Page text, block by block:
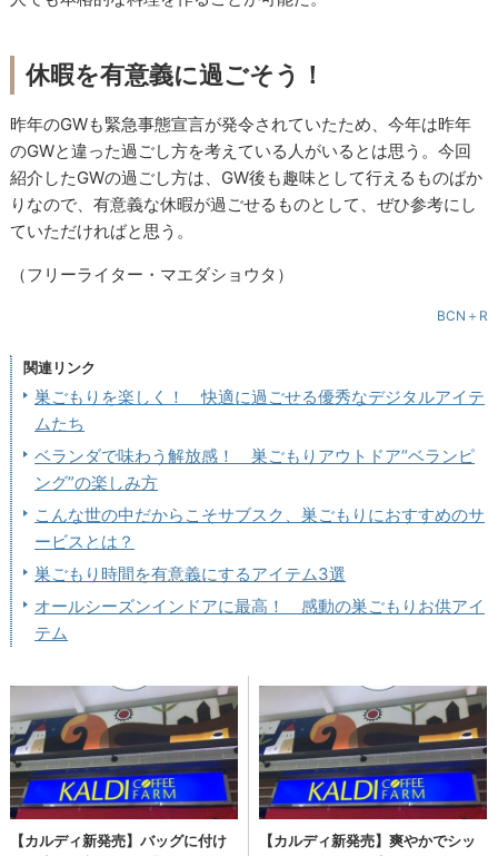
休暇を有意義に過ごそう！
昨年のGWも緊急事態宣言が発令されていたため、今年は昨年
のGWと違った過ごし方を考えている人がいるとは思う。今回
紹介したGWの過ごし方は、GW後も趣味として行えるものばか
りなので、有意義な休暇が過ごせるものとして、ぜひ参考にし
ていただければと思う。
（フリーライター・マエダショウタ）
BCN＋R
関連リンク
巣ごもりを楽しく！ 快適に過ごせる優秀なデジタルアイテ
ムたち
ベランダで味わう解放感！ 巣ごもりアウトドア“ベランピ
ング”の楽しみ方
こんな世の中だからこそサブスク、巣ごもりにおすすめのサ
ービスとは？
巣ごもり時間を有意義にするアイテム3選
オールシーズンインドアに最高！ 感動の巣ごもりお供アイ
テム